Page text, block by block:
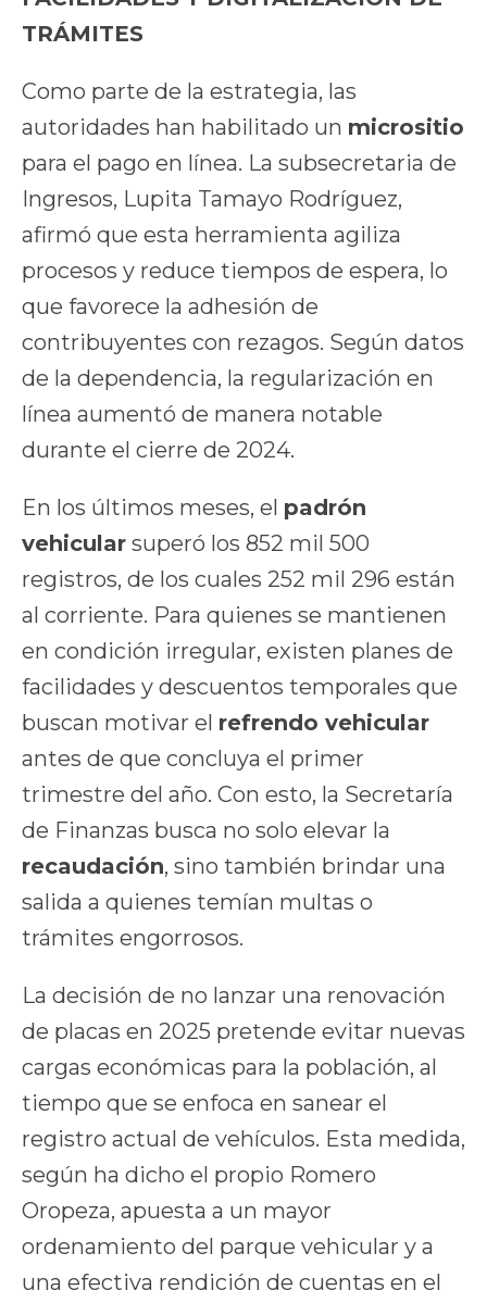
TRÁMITES
Como parte de la estrategia, las
autoridades han habilitado un micrositio
para el pago en línea. La subsecretaria de
Ingresos, Lupita Tamayo Rodríguez,
afirmó que esta herramienta agiliza
procesos y reduce tiempos de espera, lo
que favorece la adhesión de
contribuyentes con rezagos. Según datos
de la dependencia, la regularización en
línea aumentó de manera notable
durante el cierre de 2024.
En los últimos meses, el padrón
vehicular superó los 852 mil 500
registros, de los cuales 252 mil 296 están
al corriente. Para quienes se mantienen
en condición irregular, existen planes de
facilidades y descuentos temporales que
buscan motivar el refrendo vehicular
antes de que concluya el primer
trimestre del año. Con esto, la Secretaría
de Finanzas busca no solo elevar la
recaudación, sino también brindar una
salida a quienes temían multas o
trámites engorrosos.
La decisión de no lanzar una renovación
de placas en 2025 pretende evitar nuevas
cargas económicas para la población, al
tiempo que se enfoca en sanear el
registro actual de vehículos. Esta medida,
según ha dicho el propio Romero
Oropeza, apuesta a un mayor
ordenamiento del parque vehicular y a
una efectiva rendición de cuentas en el